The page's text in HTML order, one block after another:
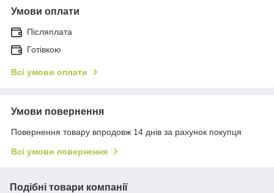
Умови оплати
Післяплата
Готівкою
Всі умови оплати
Умови повернення
Повернення товару впродовж 14 днів за рахунок покупця
Всі умови повернення
Подібні товари компанії